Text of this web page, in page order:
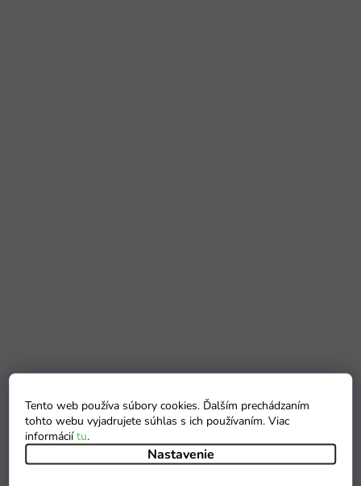
Tento web používa súbory cookies. Ďalším prechádzaním
tohto webu vyjadrujete súhlas s ich používaním. Viac
informáciítu.
Nastavenie